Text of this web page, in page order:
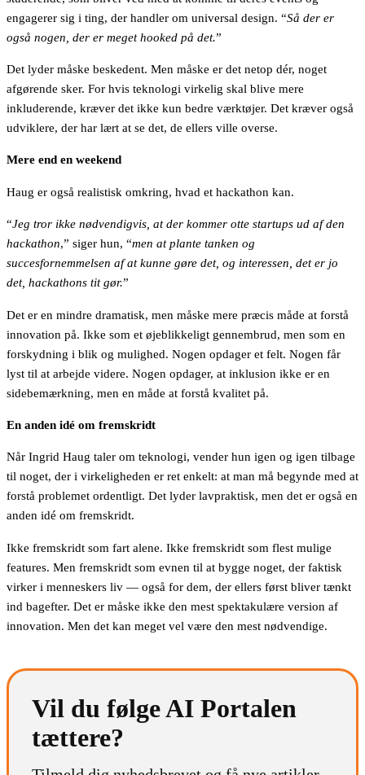
engagerer sig i ting, der handler om universal design. “Så der er
også nogen, der er meget hooked på det.”
Det lyder måske beskedent. Men måske er det netop dér, noget
afgørende sker. For hvis teknologi virkelig skal blive mere
inkluderende, kræver det ikke kun bedre værktøjer. Det kræver også
udviklere, der har lært at se det, de ellers ville overse.
Mere end en weekend
Haug er også realistisk omkring, hvad et hackathon kan.
“Jeg tror ikke nødvendigvis, at der kommer otte startups ud af den
hackathon,” siger hun, “men at plante tanken og
succesfornemmelsen af at kunne gøre det, og interessen, det er jo
det, hackathons tit gør.”
Det er en mindre dramatisk, men måske mere præcis måde at forstå
innovation på. Ikke som et øjeblikkeligt gennembrud, men som en
forskydning i blik og mulighed. Nogen opdager et felt. Nogen får
lyst til at arbejde videre. Nogen opdager, at inklusion ikke er en
sidebemærkning, men en måde at forstå kvalitet på.
En anden idé om fremskridt
Når Ingrid Haug taler om teknologi, vender hun igen og igen tilbage
til noget, der i virkeligheden er ret enkelt: at man må begynde med at
forstå problemet ordentligt. Det lyder lavpraktisk, men det er også en
anden idé om fremskridt.
Ikke fremskridt som fart alene. Ikke fremskridt som flest mulige
features. Men fremskridt som evnen til at bygge noget, der faktisk
virker i menneskers liv — også for dem, der ellers først bliver tænkt
ind bagefter. Det er måske ikke den mest spektakulære version af
innovation. Men det kan meget vel være den mest nødvendige.
Vil du følge AI Portalen
tættere?